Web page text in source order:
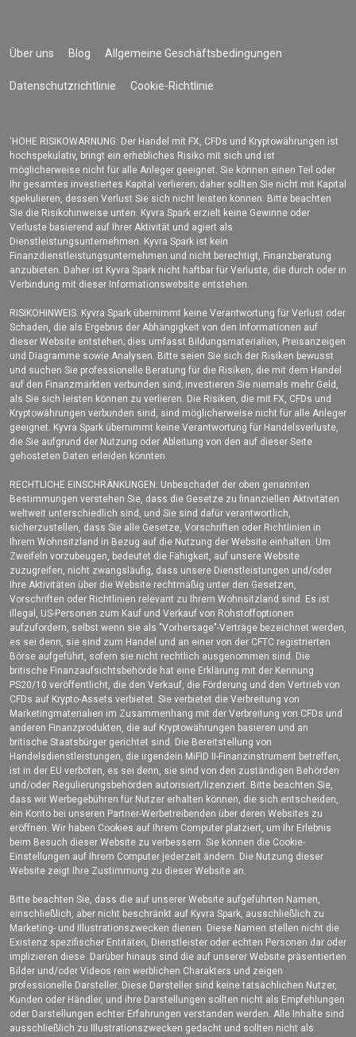
Über uns Blog Allgemeine Geschäftsbedingungen
Datenschutzrichtlinie Cookie-Richtlinie
'HOHE RISIKOWARNUNG: Der Handel mit FX, CFDs und Kryptowährungen ist
hochspekulativ, bringt ein erhebliches Risiko mit sich und ist
möglicherweise nicht für alle Anleger geeignet. Sie können einen Teil oder
Ihr gesamtes investiertes Kapital verlieren; daher sollten Sie nicht mit Kapital
spekulieren, dessen Verlust Sie sich nicht leisten können. Bitte beachten
Sie die Risikohinweise unten. Kyvra Spark erzielt keine Gewinne oder
Verluste basierend auf Ihrer Aktivität und agiert als
Dienstleistungsunternehmen. Kyvra Spark ist kein
Finanzdienstleistungsunternehmen und nicht berechtigt, Finanzberatung
anzubieten. Daher ist Kyvra Spark nicht haftbar für Verluste, die durch oder in
Verbindung mit dieser Informationswebsite entstehen.
RISIKOHINWEIS: Kyvra Spark übernimmt keine Verantwortung für Verlust oder
Schaden, die als Ergebnis der Abhängigkeit von den Informationen auf
dieser Website entstehen; dies umfasst Bildungsmaterialien, Preisanzeigen
und Diagramme sowie Analysen. Bitte seien Sie sich der Risiken bewusst
und suchen Sie professionelle Beratung für die Risiken, die mit dem Handel
auf den Finanzmärkten verbunden sind; investieren Sie niemals mehr Geld,
als Sie sich leisten können zu verlieren. Die Risiken, die mit FX, CFDs und
Kryptowährungen verbunden sind, sind möglicherweise nicht für alle Anleger
geeignet. Kyvra Spark übernimmt keine Verantwortung für Handelsverluste,
die Sie aufgrund der Nutzung oder Ableitung von den auf dieser Seite
gehosteten Daten erleiden könnten.
RECHTLICHE EINSCHRÄNKUNGEN: Unbeschadet der oben genannten
Bestimmungen verstehen Sie, dass die Gesetze zu finanziellen Aktivitäten
weltweit unterschiedlich sind, und Sie sind dafür verantwortlich,
sicherzustellen, dass Sie alle Gesetze, Vorschriften oder Richtlinien in
Ihrem Wohnsitzland in Bezug auf die Nutzung der Website einhalten. Um
Zweifeln vorzubeugen, bedeutet die Fähigkeit, auf unsere Website
zuzugreifen, nicht zwangsläufig, dass unsere Dienstleistungen und/oder
Ihre Aktivitäten über die Website rechtmäßig unter den Gesetzen,
Vorschriften oder Richtlinien relevant zu Ihrem Wohnsitzland sind. Es ist
illegal, US-Personen zum Kauf und Verkauf von Rohstoffoptionen
aufzufordern, selbst wenn sie als "Vorhersage"-Verträge bezeichnet werden,
es sei denn, sie sind zum Handel und an einer von der CFTC registrierten
Börse aufgeführt, sofern sie nicht rechtlich ausgenommen sind. Die
britische Finanzaufsichtsbehörde hat eine Erklärung mit der Kennung
PS20/10 veröffentlicht, die den Verkauf, die Förderung und den Vertrieb von
CFDs auf Krypto-Assets verbietet. Sie verbietet die Verbreitung von
Marketingmaterialien im Zusammenhang mit der Verbreitung von CFDs und
anderen Finanzprodukten, die auf Kryptowährungen basieren und an
britische Staatsbürger gerichtet sind. Die Bereitstellung von
Handelsdienstleistungen, die irgendein MiFID II-Finanzinstrument betreffen,
ist in der EU verboten, es sei denn, sie sind von den zuständigen Behörden
und/oder Regulierungsbehörden autorisiert/lizenziert. Bitte beachten Sie,
dass wir Werbegebühren für Nutzer erhalten können, die sich entscheiden,
ein Konto bei unseren Partner-Werbetreibenden über deren Websites zu
eröffnen. Wir haben Cookies auf Ihrem Computer platziert, um Ihr Erlebnis
beim Besuch dieser Website zu verbessern. Sie können die Cookie-
Einstellungen auf Ihrem Computer jederzeit ändern. Die Nutzung dieser
Website zeigt Ihre Zustimmung zu dieser Website an.
Bitte beachten Sie, dass die auf unserer Website aufgeführten Namen,
einschließlich, aber nicht beschränkt auf Kyvra Spark, ausschließlich zu
Marketing- und Illustrationszwecken dienen. Diese Namen stellen nicht die
Existenz spezifischer Entitäten, Dienstleister oder echten Personen dar oder
implizieren diese. Darüber hinaus sind die auf unserer Website präsentierten
Bilder und/oder Videos rein werblichen Charakters und zeigen
professionelle Darsteller. Diese Darsteller sind keine tatsächlichen Nutzer,
Kunden oder Händler, und ihre Darstellungen sollten nicht als Empfehlungen
oder Darstellungen echter Erfahrungen verstanden werden. Alle Inhalte sind
ausschließlich zu Illustrationszwecken gedacht und sollten nicht als